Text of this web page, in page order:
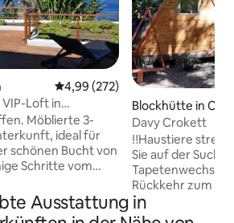
Durchschnittliche Bewertung:
4,99 (272)
Loft in
direkt am Meer
3-
ideal für
schönen Bucht von
Schritte vom
mit Blick auf den
das Auge
Blockhütte in
Davy Crokett
‼️Haustiere
Sie auf der Suche
Tapetenwechsel,
Rückkehr zum
Ihnen diese
und komfortable
Ausstattung in